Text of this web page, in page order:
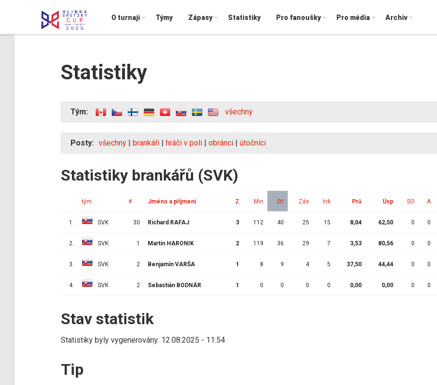
O turnaji Týmy Zápasy Statistiky Pro fanoušky Pro média Archiv
Statistiky
Tým: všechny
Posty: všechny | brankáři | hráči v poli | obránci | útočníci
Statistiky brankářů (SVK)
tým # Jméno a příjmení Z Min Stř Zás Ink Prů Úsp SO A
1. SVK 30 Richard RAFAJ 3 112 40 25 15 8,04 62,50 0 0
2. SVK 1 Martin HARONIK 2 119 36 29 7 3,53 80,56 0 0
3. SVK 2 Benjamín VARŠA 1 8 9 4 5 37,50 44,44 0 0
4. SVK 2 Sebastián BODNÁR 1 0 0 0 0 0,00 0,00 0 0
Stav statistik
Statistiky byly vygenerovány: 12.08.2025 - 11:54
Tip